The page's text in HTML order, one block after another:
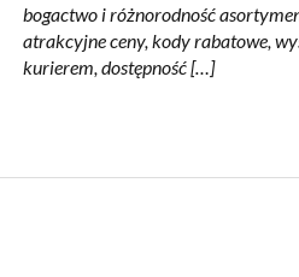
bogactwo i różnorodność
atrakcyjne ceny, kody rabatowe,
kurierem, dostępność […]